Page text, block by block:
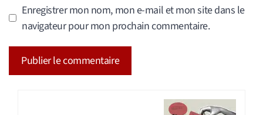
Enregistrer mon nom, mon e-mail et mon site dans le
navigateur pour mon prochain commentaire.